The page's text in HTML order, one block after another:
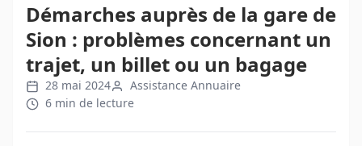
Démarches auprès de la gare de
Sion : problèmes concernant un
trajet, un billet ou un bagage
28 mai 2024
Assistance Annuaire
6 min de lecture